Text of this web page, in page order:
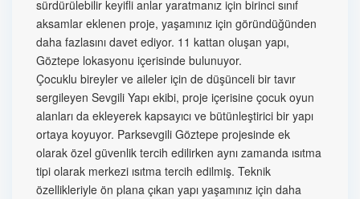
sürdürülebilir keyifli anlar yaratmanız için birinci sınıf
aksamlar eklenen proje, yaşamınız için göründüğünden
daha fazlasını davet ediyor. 11 kattan oluşan yapı,
Göztepe lokasyonu içerisinde bulunuyor.
Çocuklu bireyler ve aileler için de düşünceli bir tavır
sergileyen Sevgili Yapı ekibi, proje içerisine çocuk oyun
alanları da ekleyerek kapsayıcı ve bütünleştirici bir yapı
ortaya koyuyor. Parksevgili Göztepe projesinde ek
olarak özel güvenlik tercih edilirken aynı zamanda ısıtma
tipi olarak merkezi ısıtma tercih edilmiş. Teknik
özellikleriyle ön plana çıkan yapı yaşamınız için daha